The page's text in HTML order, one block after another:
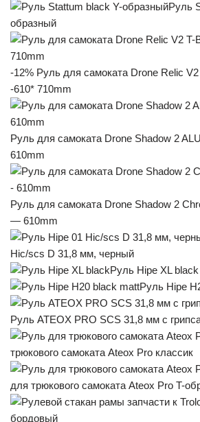
Руль
образный
-12% Руль для самоката Drone Relic
-610* 710mm
Руль для самоката Drone Shadow 2
610mm
Руль для самоката Drone Shadow 2
— 610mm
Hic/scs D 31,8 мм, черный
Руль Hipe XL black
Руль Hipe
Руль ATEOX PRO SCS 31,8 мм с
трюкового самоката Ateox Pro классик
для трюкового самоката Ateox Pro T-